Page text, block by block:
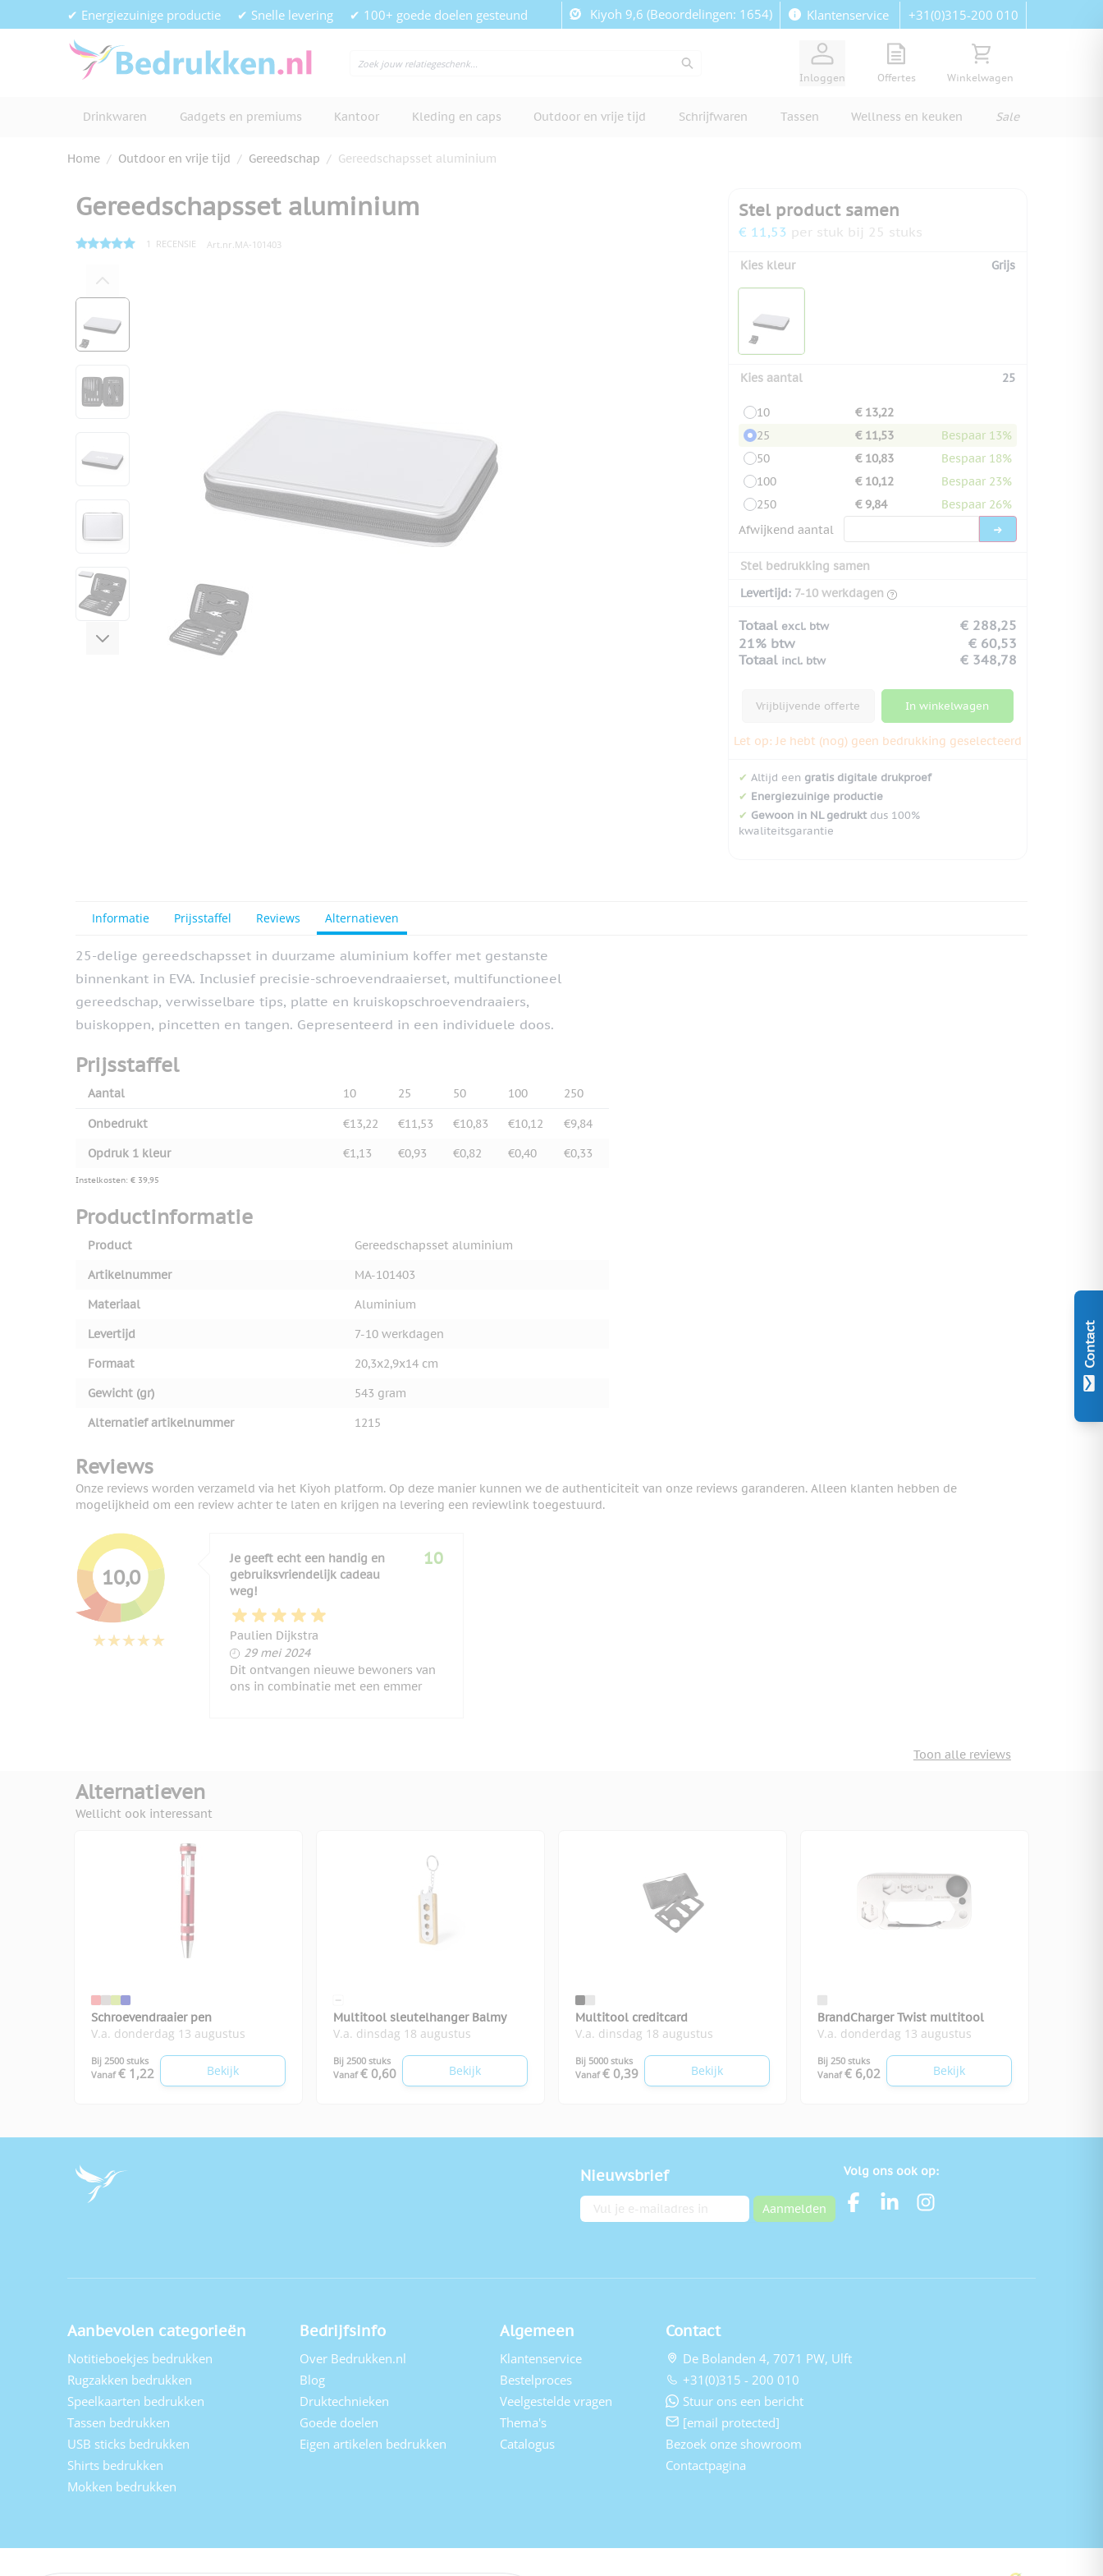
Contact
Ga naar de inhoud✔ Energiezuinige productie ✔ Snelle levering ✔ 100+ goede doelen gesteund Kiyoh 9,6 (Beoordelingen: 1654) Klantenservice +31(0)315-200 010
Inloggen
View quote, Quote is empty
Offertes
Bekijk winkelwagen,
Winkelwagen
Drinkwaren Gadgets en premiums Kantoor Kleding en caps Outdoor en vrije tijd Schrijfwaren Tassen Wellness en keuken Sale
Home / Outdoor en vrije tijd / Gereedschap / Gereedschapsset aluminium
Gereedschapsset aluminium
1 RECENSIE Art.nr.MA-101403
View larger image
View larger image
View larger image
View larger image
Stel product samen
€ 11,53 per stuk bij 25 stuks
Kies kleur Grijs
Kies aantal 25
10
€ 13,22
25
€ 11,53
Bespaar 13%
50
€ 10,83
Bespaar 18%
100
€ 10,12
Bespaar 23%
250
€ 9,84
Bespaar 26%
Afwijkend aantal
Stel bedrukking samen
Levertijd: 7-10 werkdagen
Totaal excl. btw
€ 288,25
21% btw
€ 60,53
Totaal incl. btw € 348,78
Vrijblijvende offerte In winkelwagen
Let op: Je hebt (nog) geen bedrukking geselecteerd
✔ Altijd een gratis digitale drukproef
✔ Energiezuinige productie
✔ Gewoon in NL gedruktdus 100%
kwaliteitsgarantie
Informatie Prijsstaffel Reviews Alternatieven
25-delige gereedschapsset in duurzame aluminium koffer met gestanste
binnenkant in EVA. Inclusief precisie-schroevendraaierset, multifunctioneel
gereedschap, verwisselbare tips, platte en kruiskopschroevendraaiers,
buiskoppen, pincetten en tangen. Gepresenteerd in een individuele doos.
Prijsstaffel
Aantal 10 25 50 100 250
Onbedrukt €13,22 €11,53 €10,83 €10,12
€9,84
Opdruk 1 kleur
€1,13 €0,93 €0,82 €0,40 €0,33
Instelkosten: € 39,95
Productinformatie
Product
Gereedschapsset aluminium
Artikelnummer
MA-101403
Materiaal
Aluminium
Levertijd
7-10 werkdagen
Formaat
20,3x2,9x14 cm
Gewicht (gr)
543 gram
Alternatief artikelnummer
1215
Reviews
Onze reviews worden verzameld via het Kiyoh platform. Op deze manier kunnen we de authenticiteit van onze reviews garanderen. Alleen klanten hebben de
mogelijkheid om een review achter te laten en krijgen na levering een reviewlink toegestuurd.
10,0
Je geeft echt een handig en
gebruiksvriendelijk cadeau
weg!
Paulien Dijkstra
29 mei 2024
29 mei 2024
10
Dit ontvangen nieuwe bewoners van
ons in combinatie met een emmer
Toon alle reviews
Alternatieven
Wellicht ook interessant
Schroevendraaier pen
V.a. donderdag 13 augustus
Bij 2500 stuks
Vanaf € 1,22 Bekijk
Multitool sleutelhanger Balmy
V.a. dinsdag 18 augustus
Bij 2500 stuks
Vanaf € 0,60 Bekijk
Multitool creditcard
V.a. dinsdag 18 augustus
Bij 5000 stuks
Vanaf € 0,39 Bekijk
BrandCharger Twist multitool
V.a. donderdag 13 augustus
Bij 250 stuks
Vanaf € 6,02 Bekijk
Nieuwsbrief
E-mailadres Aanmelden
Volg ons ook op:
Aanbevolen categorieën
Notitieboekjes bedrukken
Rugzakken bedrukken
Speelkaarten bedrukken
Tassen bedrukken
USB sticks bedrukken
Shirts bedrukken
Mokken bedrukken
Bedrijfsinfo
Over Bedrukken.nl
Blog
Druktechnieken
Goede doelen
Eigen artikelen bedrukken
Algemeen
Klantenservice
Bestelproces
Veelgestelde vragen
Thema's
Catalogus
Contact
De Bolanden 4, 7071 PW, Ulft
+31(0)315 - 200 010
Stuur ons een bericht
[email protected]
Bezoek onze showroom
Contactpagina